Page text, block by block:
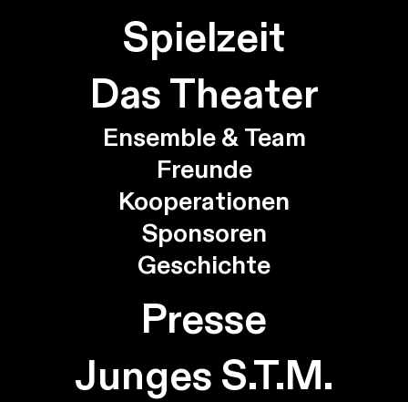
Spielzeit
Das Theater
Ensemble & Team
Freunde
Kooperationen
Sponsoren
Geschichte
Presse
Junges S.T.M.